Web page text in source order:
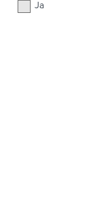
Ja